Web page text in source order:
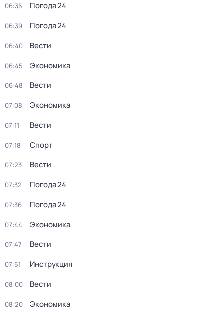
06:35 Погода 24
06:39 Погода 24
06:40 Вести
06:45 Экономика
06:48 Вести
07:08 Экономика
07:11 Вести
07:18 Спорт
07:23 Вести
07:32 Погода 24
07:36 Погода 24
07:44 Экономика
07:47 Вести
07:51 Инструкция
08:00 Вести
08:20 Экономика